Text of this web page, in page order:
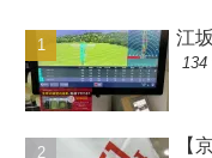
江
134
【